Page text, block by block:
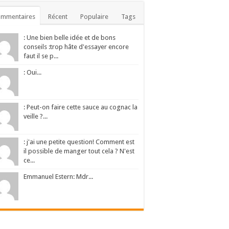
Récent Populaire Tags
: Une bien belle idée et de bons
conseils :trop hâte d'essayer encore
faut il se p...
: Oui...
: Peut-on faire cette sauce au cognac la
veille ?...
: j'ai une petite question! Comment est
il possible de manger tout cela ? N'est
ce...
Emmanuel Estern: Mdr...